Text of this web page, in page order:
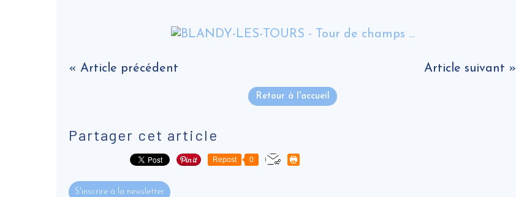
« Article précédent Article suivant »
Retour à l'accueil
Partager cet article
Repost 0
S'inscrire à la newsletter